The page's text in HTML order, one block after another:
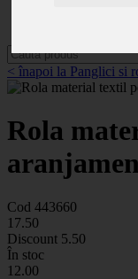
< înapoi la Panglici si
Rola
Cod 443660
17.50
Discount 5.50
În stoc
12.00